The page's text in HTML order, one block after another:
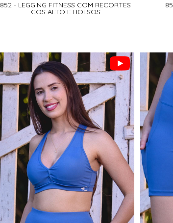
852 - LEGGING FITNESS COM RECORTES
COS ALTO E BOLSOS